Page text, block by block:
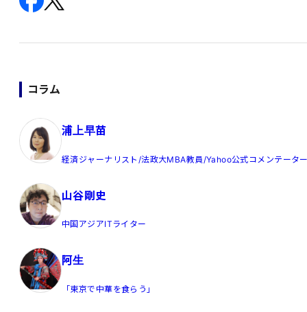
コラム
浦上早苗
経済ジャーナリスト/法政大MBA教員/Yahoo公式コメンテータ
山谷剛史
中国アジアITライター
阿生
「東京で中華を食らう」